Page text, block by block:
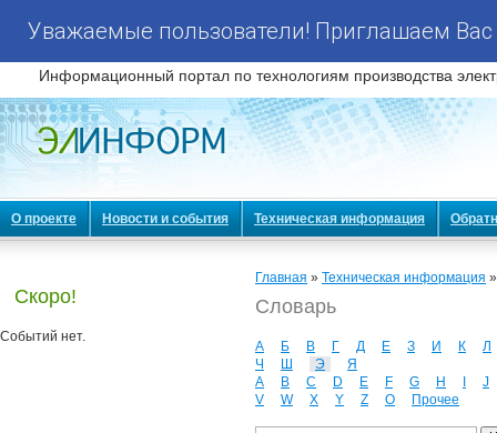
Уважаемые пользователи! Приглашаем
Информационный портал по технологиям производства
О проекте Новости и события Техническая информация
Скоро!
Событий нет.
Главная » Техническая информация
Словарь
А Б В Г Д Е З И К
Л
Ч
Ш Э
Я
A
B C D E F G H
J
V
W X Y Z О Прочее